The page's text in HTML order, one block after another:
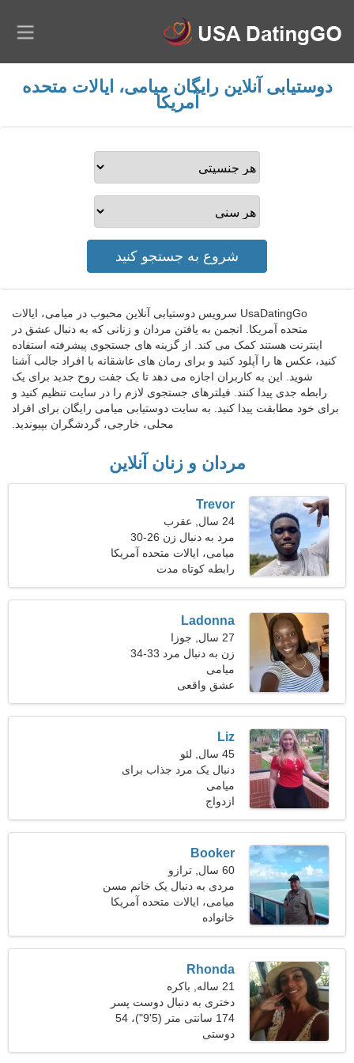
دوستیابی آنلاین رایگان میامی، ایالات متحده
آمریکا
UsaDatingGo سرویس دوستیابی آنلاین محبوب در میامی، ایالات
متحده آمریکا. انجمن به یافتن مردان و زنانی که به دنبال عشق در
اینترنت هستند کمک می کند. از گزینه های جستجوی پیشرفته استفاده
کنید، عکس ها را آپلود کنید و برای رمان های عاشقانه با افراد جالب آشنا
شوید. این به کاربران اجازه می دهد تا یک جفت روح جدید برای یک
رابطه جدی پیدا کنند. فیلترهای جستجوی لازم را در سایت تنظیم کنید و
برای خود مطابقت پیدا کنید. به سایت دوستیابی میامی رایگان برای افراد
محلی، خارجی، گردشگران بپیوندید.
مردان و زنان آنلاین
Trevor
24 سال, عقرب
مرد به دنبال زن 26-30
میامی، ایالات متحده آمریکا
رابطه کوتاه مدت
Ladonna
27 سال, جوزا
زن به دنبال مرد 33-34
میامی
عشق واقعی
Liz
45 سال, لئو
دنبال یک مرد جذاب برای
خانواده هستم
میامی
ازدواج
Booker
60 سال, ترازو
مردی به دنبال یک خانم مسن
51-55
میامی، ایالات متحده آمریکا
خانواده
Rhonda
21 ساله, باکره
دختری به دنبال دوست پسر
22-32
174 سانتی متر (5'9")، 54
کیلوگرم (119 پوند)
دوستی